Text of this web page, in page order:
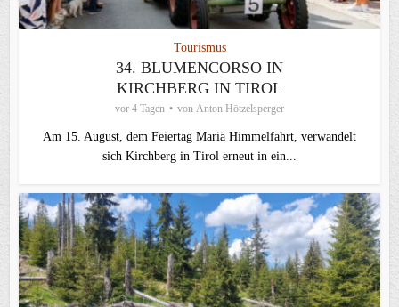
Tourismus
34. BLUMENCORSO IN
KIRCHBERG IN TIROL
vor 4 Tagen von Anton Hötzelsperger
Am 15. August, dem Feiertag Mariä Himmelfahrt, verwandelt
sich Kirchberg in Tirol erneut in ein...